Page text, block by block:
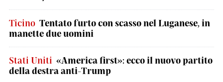
Ticino Tentato furto con scasso nel Luganese, in
manette due uomini
Stati Uniti «America first»: ecco il nuovo partito
della destra anti-Trump